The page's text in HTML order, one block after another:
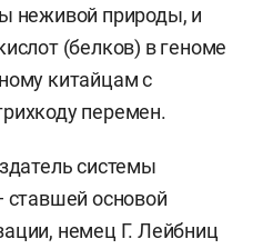
неживой природы, и
(белков) в геноме
китайцам с
перемен.
системы
ставшей основой
немец Г. Лейбниц